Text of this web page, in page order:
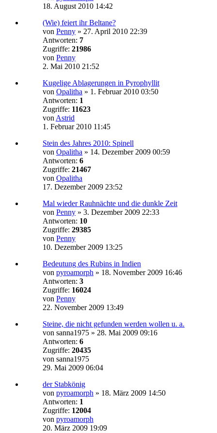
18. August 2010 14:42
(Wie) feiert ihr Beltane?
von Penny » 27. April 2010 22:39
Antworten: 7
Zugriffe: 21986
von Penny
2. Mai 2010 21:52
Kugelige Ablagerungen in Pyrophyllit
von Opalitha » 1. Februar 2010 03:50
Antworten: 1
Zugriffe: 11623
von Astrid
1. Februar 2010 11:45
Stein des Jahres 2010: Spinell
von Opalitha » 14. Dezember 2009 00:59
Antworten: 6
Zugriffe: 21467
von Opalitha
17. Dezember 2009 23:52
Mal wieder Rauhnächte und die dunkle Zeit
von Penny » 3. Dezember 2009 22:33
Antworten: 10
Zugriffe: 29385
von Penny
10. Dezember 2009 13:25
Bedeutung des Rubins in Indien
von pyroamorph » 18. November 2009 16:46
Antworten: 3
Zugriffe: 16024
von Penny
22. November 2009 13:49
Steine, die nicht gefunden werden wollen u. a.
von sanna1975 » 28. Mai 2009 09:16
Antworten: 6
Zugriffe: 20435
von sanna1975
29. Mai 2009 06:04
der Stabkönig
von pyroamorph » 18. März 2009 14:50
Antworten: 1
Zugriffe: 12004
von pyroamorph
20. März 2009 19:09